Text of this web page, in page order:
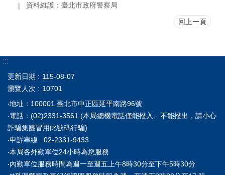
資料維護：臺北市政府警察局
回上一頁
:::
更新日期
115-08-07
瀏覽人次
10701
‧地址：100001 臺北市中正區延平南路96號
‧電話：(02)2331-3561 (本局總機電話僅能撥入、不能撥出，請小心
詐騙集團冒用此號碼行騙)
‧申訴專線 : 02-2331-9433
‧本局各外勤單位24小時為您服務
‧內勤單位服務時間為週一至週五上午8時30分至下午5時30分